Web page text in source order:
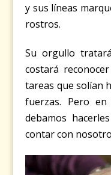
y sus líneas
rostros.
Su orgullo
costará
tareas que solían
fuerzas. Pero
debamos
contar con